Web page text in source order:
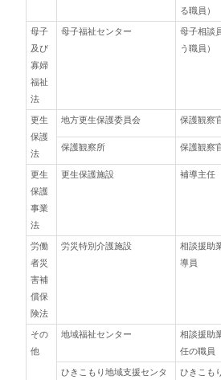
る職員）
母子
及び
寡婦
福祉
法
母子福祉センター
母子相談
う職員）
更生
保護
法
地方更生保護委員会 保護観察
保護観察所
保護観察
更生
保護
事業
法
更生保護施設 補導主任
労働
者災
害補
償保
険法
労災特別介護施設
相談援助
導員
その
他
地域福祉センター
相談援助
任の職員
ひきこもり地域支援センタ
ひきこも